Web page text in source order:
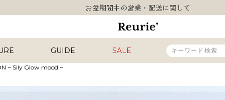
類似ブランド・他社ショップ様との誤認知に関するお願い
熊本県熊本地方を震源とする地震の影響について
お盆期間中の営業・配送に関して
類似ブランド・他社ショップ様との誤認知に関するお願い
10,000円以上ご購入で送料無料
GUIDE SALE
ワード 販売タイプ
~ Sily Glow mood ~